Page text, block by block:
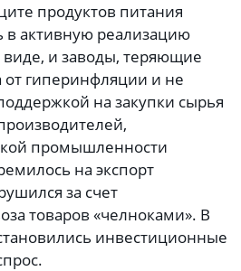
продуктов питания
в активную реализацию
и заводы, теряющие
от гиперинфляции и не
на закупки сырья
промышленности
на экспорт
за счет
товаров «челноками». В
инвестиционные